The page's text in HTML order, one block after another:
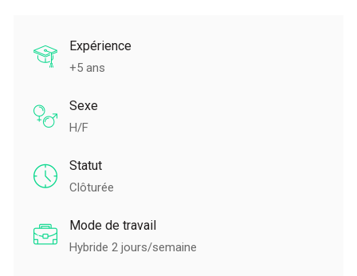
Expérience
+5 ans
Sexe
H/F
Statut
Clôturée
Mode de travail
Hybride 2 jours/semaine